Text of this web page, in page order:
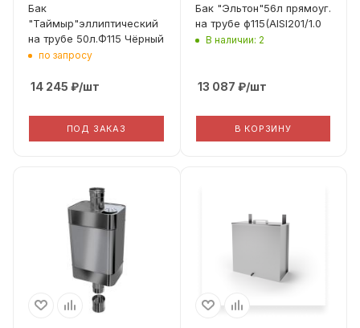
Бак
"Таймыр"эллиптический
на трубе 50л.Ф115 Чёрный
по запросу
14 245 ₽/шт
ПОД ЗАКАЗ
Бак "Эльтон"56л прямоуг.
на трубе ф115(AISI201/1.0
В наличии: 2
13 087 ₽/шт
В КОРЗИНУ
Диаметр дымохода
Материал
Aisi 201 1мм
Комплектация
Адаптер М-М 235
мм
Материал